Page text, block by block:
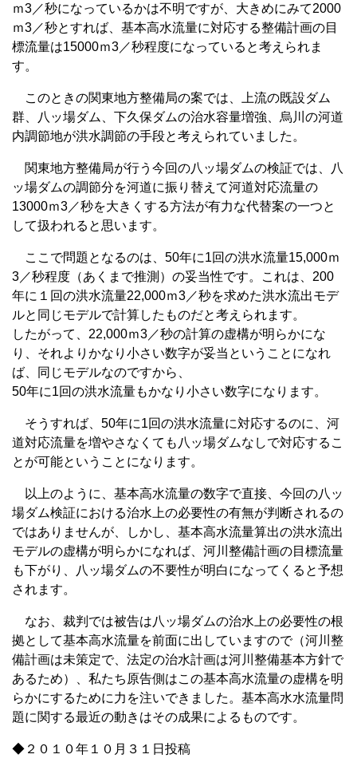
ｍ3／秒になっているかは不明ですが、大きめにみて2000
ｍ3／秒とすれば、基本高水流量に対応する整備計画の目
標流量は15000ｍ3／秒程度になっていると考えられま
す。
このときの関東地方整備局の案では、上流の既設ダム
群、八ッ場ダム、下久保ダムの治水容量増強、烏川の河道
内調節地が洪水調節の手段と考えられていました。
関東地方整備局が行う今回の八ッ場ダムの検証では、八
ッ場ダムの調節分を河道に振り替えて河道対応流量の
13000ｍ3／秒を大きくする方法が有力な代替案の一つと
して扱われると思います。
ここで問題となるのは、50年に1回の洪水流量15,000ｍ
3／秒程度（あくまで推測）の妥当性です。これは、200
年に１回の洪水流量22,000ｍ3／秒を求めた洪水流出モデ
ルと同じモデルで計算したものだと考えられます。
したがって、22,000ｍ3／秒の計算の虚構が明らかにな
り、それよりかなり小さい数字が妥当ということになれ
ば、同じモデルなのですから、
50年に1回の洪水流量もかなり小さい数字になります。
そうすれば、50年に1回の洪水流量に対応するのに、河
道対応流量を増やさなくても八ッ場ダムなしで対応するこ
とが可能ということになります。
以上のように、基本高水流量の数字で直接、今回の八ッ
場ダム検証における治水上の必要性の有無が判断されるの
ではありませんが、しかし、基本高水流量算出の洪水流出
モデルの虚構が明らかになれば、河川整備計画の目標流量
も下がり、八ッ場ダムの不要性が明白になってくると予想
されます。
なお、裁判では被告は八ッ場ダムの治水上の必要性の根
拠として基本高水流量を前面に出していますので（河川整
備計画は未策定で、法定の治水計画は河川整備基本方針で
あるため）、私たち原告側はこの基本高水流量の虚構を明
らかにするために力を注いできました。基本高水水流量問
題に関する最近の動きはその成果によるものです。
◆２０１０年１０月３１日投稿